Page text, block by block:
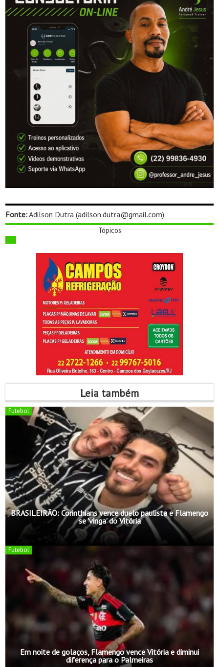
Fonte:Adilson Dutra (adilson.dutra@gmail.com)
Tópicos
Leia também
Futebol
BRASILEIRÃO: Corinthians vence duelo paulista e Flamengo
se 'vinga' do Vitória
Futebol
Em noite de golaços, Flamengo vence Vitória e diminui
diferença para o Palmeiras